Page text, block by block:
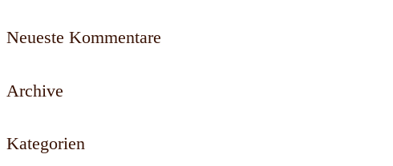
Neueste Kommentare
Archive
Kategorien